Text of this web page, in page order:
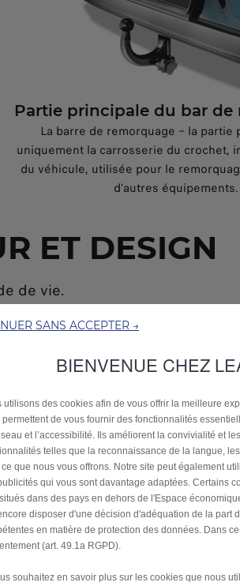
Partie principale du bar de
La barre de remorquage – la partie
uniquement la carrosserie du crochet,
du véhicule, utilisée pour le
d’autres équipements.
ET DESIGN
de vie.
Oreiller arrière - Orange
L’oreiller arrière est un accessoire
passagers, augmentant ainsi
SANS ACCEPTER →
BIENVENUE CHEZ
utilisons des cookies afin de vous offrir la meilleure
permettent de vous fournir des fonctionnalités
et l’accessibilité. Ils améliorent la convivialité et
telles que la reconnaissance de la langue,
que nous vous offrons. Notre site peut également
qui vous sont davantage adaptées. Certains
dans des pays en dehors de l'Espace
disposer d'une décision d'adéquation de la part
en matière de protection des données. Dans
(art. 49.1a RGPD).
souhaitez en savoir plus sur les cookies que nous